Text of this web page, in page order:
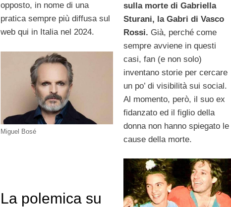
opposto, in nome di una
pratica sempre più diffusa sul
web qui in Italia nel 2024.
Miguel Bosé
sulla morte di Gabriella
Sturani, la Gabri di Vasco
Rossi. Già, perché come
sempre avviene in questi
casi, fan (e non solo)
inventano storie per cercare
un po’ di visibilità sui social.
Al momento, però, il suo ex
fidanzato ed il figlio della
donna non hanno spiegato le
cause della morte.
La polemica su